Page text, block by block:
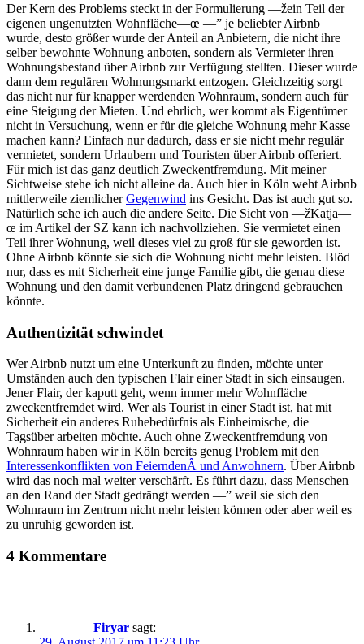
Der Kern des Problems steckt in der Formulierung —žein Teil der
eigenen ungenutzten Wohnfläche—œ —” je beliebter Airbnb
wurde, desto größer wurde der Anteil an Anbietern, die nicht ihre
selber bewohnte Wohnung anboten, sondern als Vermieter ihren
Wohnungsbestand über Airbnb zur Verfügung stellten. Dieser wurde
dann dem regulären Wohnungsmarkt entzogen. Gleichzeitig sorgt
das nicht nur für knapper werdenden Wohnraum, sondern auch für
eine Steigung der Mieten. Und ehrlich, wer kommt als Eigentümer
nicht in Versuchung, wenn er für die gleiche Wohnung mehr Kasse
machen kann? Einfach nur dadurch, dass er sie nicht mehr regulär
vermietet, sondern Urlaubern und Touristen über Airbnb offeriert.
Für mich ist das ganz deutlich Zweckentfremdung. Mit meiner
Sichtweise stehe ich nicht alleine da. Auch hier in Köln weht Airbnb
mittlerweile ziemlicherGegenwind ins Gesicht. Das ist auch gut so.
Natürlich sehe ich auch die andere Seite. Die Sicht von —žKatja—
œ im Artikel der SZ kann ich nachvollziehen. Sie vermietet einen
Teil ihrer Wohnung, weil dieses viel zu groß für sie geworden ist.
Ohne Airbnb könnte sie sich die Wohnung nicht mehr leisten. Blöd
nur, dass es mit Sicherheit eine junge Familie gibt, die genau diese
Wohnung und den damit verbundenen Platz dringend gebrauchen
könnte.
Authentizität schwindet
Wer Airbnb nutzt um eine Unterkunft zu finden, möchte unter
Umständen auch den typischen Flair einer Stadt in sich einsaugen.
Jener Flair, der kaputt geht, wenn immer mehr Wohnfläche
zweckentfremdet wird. Wer als Tourist in einer Stadt ist, hat mit
Sicherheit ein anderes Ruhebedürfnis als Einheimische, die
Tagsüber arbeiten möchte. Auch ohne Zweckentfremdung von
Wohnraum haben wir in Köln bereits genug Problem mit den
Interessenkonflikten von FeierndenÂ und Anwohnern. Über Airbnb
wird das noch mal weiter verschärft. Es führt dazu, dass Menschen
an den Rand der Stadt gedrängt werden —” weil sie sich den
Wohnraum im Zentrum nicht mehr leisten können oder aber weil es
zu unruhig geworden ist.
4 Kommentare
Firyar sagt: